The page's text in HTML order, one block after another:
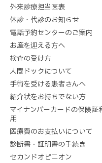
外来診療担当医表
休診・代診のお知らせ
電話予約センターのご案内
お産を迎える方へ
検査の受け方
人間ドックについて
手術を受ける患者さんへ
紹介状をお持ちでない方
マイナンバーカードの保険証
用
医療費のお支払いについて
診断書・証明書の手続き
セカンドオピニオン